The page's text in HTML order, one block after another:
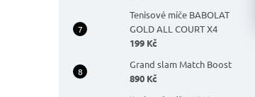
Tenisové míče BABOLAT
GOLD ALL COURT X4
199 Kč
Grand slam Match Boost
890 Kč